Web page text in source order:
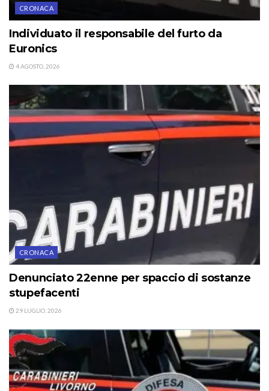
CRONACA
Individuato il responsabile del furto da
Euronics
4 AGOSTO, 2026
CRONACA
Denunciato 22enne per spaccio di sostanze
stupefacenti
29 LUGLIO, 2026